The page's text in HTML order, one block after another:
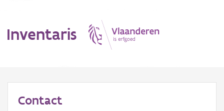
Inventaris
Contact